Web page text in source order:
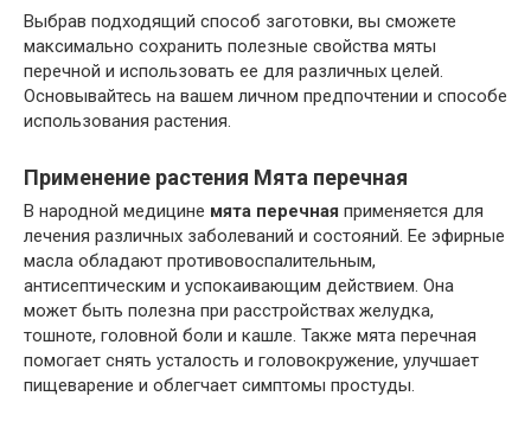
Выбрав подходящий способ заготовки, вы сможете
максимально сохранить полезные свойства мяты
перечной и использовать ее для различных целей.
Основывайтесь на вашем личном предпочтении и способе
использования растения.
Применение растения Мята перечная
В народной медицине мята перечная применяется для
лечения различных заболеваний и состояний. Ее эфирные
масла обладают противовоспалительным,
антисептическим и успокаивающим действием. Она
может быть полезна при расстройствах желудка,
тошноте, головной боли и кашле. Также мята перечная
помогает снять усталость и головокружение, улучшает
пищеварение и облегчает симптомы простуды.